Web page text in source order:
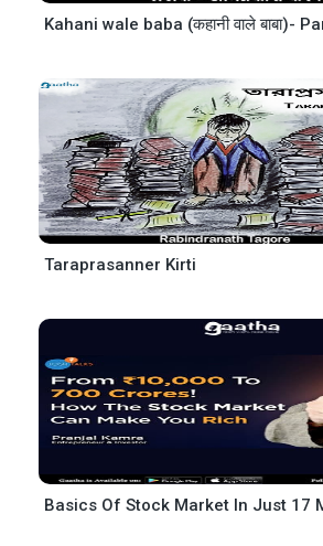
Kahani wale baba (कहानी वाले बाबा)-
Taraprasanner Kirti